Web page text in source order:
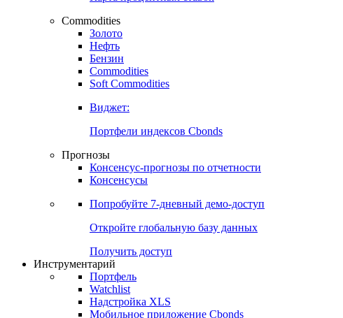
Виджет:
Карта процентных ставок
Commodities
Золото
Нефть
Бензин
Commodities
Soft Commodities
Виджет:
Портфели индексов Cbonds
Прогнозы
Консенсус-прогнозы по отчетности
Консенсусы
Попробуйте7-дневный
Откройте глобальную базу данных
Получить доступ
Инструментарий